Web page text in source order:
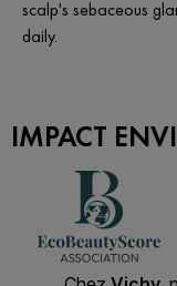
scalp's sebaceous
daily.
IMPACT